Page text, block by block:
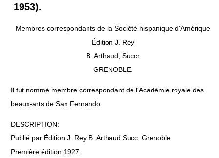
1953).
Membres correspondants de la Société hispanique d'Amérique
Édition J. Rey
B. Arthaud, Succr
GRENOBLE.
Il fut nommé membre correspondant de l'Académie royale des
beaux-arts de San Fernando.
DESCRIPTION:
Publié par Édition J. Rey B. Arthaud Succ. Grenoble.
Première édition 1927.